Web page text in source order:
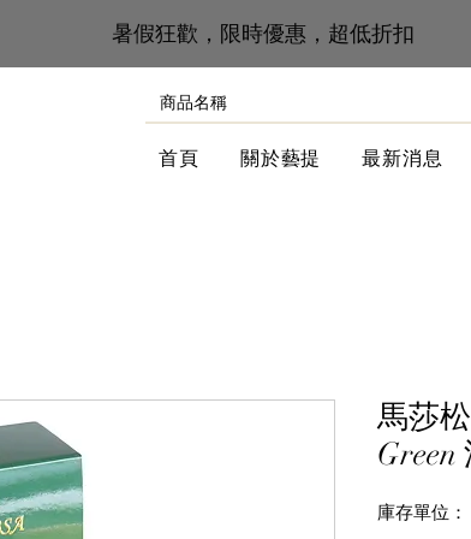
​暑假狂歡，限時優惠，超低折扣
首頁 關於藝提 最新消息
馬莎
Green
庫存單位：